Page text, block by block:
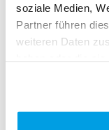
soziale Medien,
Partner führen
weiteren Daten